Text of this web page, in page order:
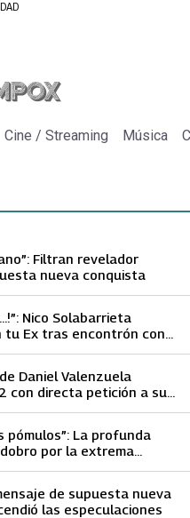
Cine / Streaming Música
Filtran revelador
nueva conquista
Nico Solabarrieta
tu Ex tras encontrón con
Daniel Valenzuela
con directa petición a su
pómulos”: La profunda
por la extrema
de supuesta nueva
las especulaciones